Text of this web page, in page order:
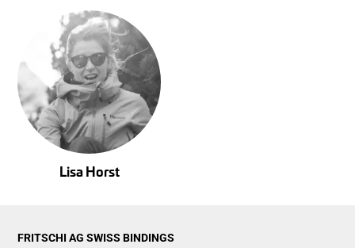
Lisa Horst
FRITSCHI AG SWISS BINDINGS